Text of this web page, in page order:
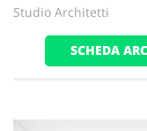
Studio Architetti
SCHEDA